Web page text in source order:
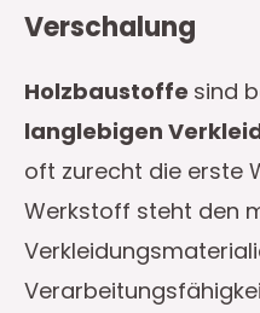
Verschalung
Holzbaustoffe sind
langlebigen
oft zurecht die erste
Werkstoff steht den